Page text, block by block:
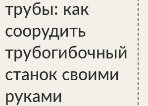
трубы: как
соорудить
трубогибочный
станок своими
руками